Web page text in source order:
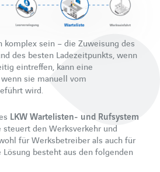
komplex sein – die Zuweisung des
des besten Ladezeitpunkts, wenn
eintreffen, kann eine
sie manuell vom
wird.
LKW Wartelisten- und Rufsystem
den Werksverkehr und
für Werksbetreiber als auch für
Lösung besteht aus den folgenden